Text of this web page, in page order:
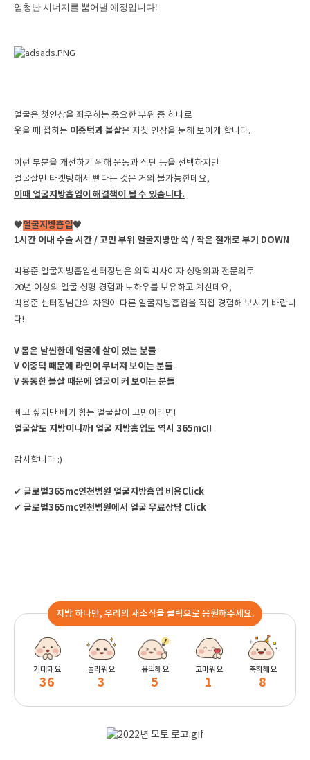
엄청난 시너지를 뿜어낼 예정입니다!
얼굴은 첫인상을 좌우하는 중요한 부위 중 하나로
웃을 때 접히는 이중턱과 볼살은 자칫 인상을 둔해 보이게 합니다.
이런 부분을 개선하기 위해 운동과 식단 등을 선택하지만
얼굴살만 타겟팅해서 뺀다는 것은 거의 불가능한데요,
이때 얼굴지방흡입이 해결책이 될 수 있습니다.
🧡얼굴지방흡입🧡
1시간 이내 수술 시간 / 고민 부위 얼굴지방만 쏙 / 작은 절개로 부기 DOWN
박용준 얼굴지방흡입센터장님은 의학박사이자 성형외과 전문의로
20년 이상의 얼굴 성형 경험과 노하우를 보유하고 계신데요,
박용준 센터장님만의 차원이 다른 얼굴지방흡입을 직접 경험해 보시기 바랍니
다!
V 몸은 날씬한데 얼굴에 살이 있는 분들
V 이중턱 때문에 라인이 무너져 보이는 분들
V 통통한 볼살 때문에 얼굴이 커 보이는 분들
빼고 싶지만 빼기 힘든 얼굴살이 고민이라면!
얼굴살도 지방이니까! 얼굴 지방흡입도 역시 365mc!!
감사합니다 :)
✔ 글로벌365mc인천병원 얼굴지방흡입 비용Click
✔ 글로벌365mc인천병원에서 얼굴 무료상담 Click
지방 하나만, 우리의 새소식을 클릭으로 응원해주세요.
기대돼요
36
놀라워요
3
유익해요
5
고마워요
1
축하해요
8